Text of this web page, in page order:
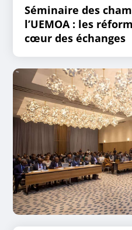
Séminaire des
l’UEMOA : les
cœur des échanges